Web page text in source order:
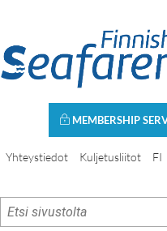
MEMBERSHIP
Yhteystiedot Kuljetusliitot FI